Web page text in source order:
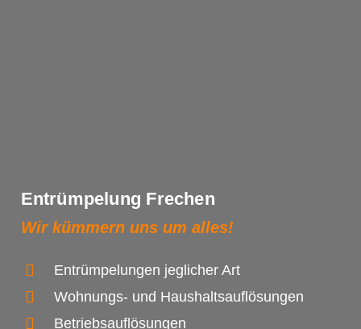
Entrümpelung Frechen
Wir kümmern uns um alles!
Entrümpelungen jeglicher Art
Wohnungs- und Haushaltsauflösungen
Betriebsauflösungen